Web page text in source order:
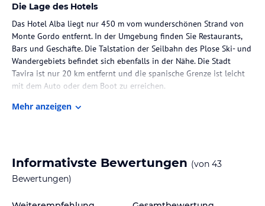
Die Lage des Hotels
Das Hotel Alba liegt nur 450 m vom wunderschönen Strand von
Monte Gordo entfernt. In der Umgebung finden Sie Restaurants,
Bars und Geschäfte. Die Talstation der Seilbahn des Plose Ski- und
Wandergebiets befindet sich ebenfalls in der Nähe. Die Stadt
Tavira ist nur 20 km entfernt und die spanische Grenze ist leicht
mit dem Auto oder dem Boot zu erreichen.
Zimmer / Unterbringung im Hotel
Essbereich, eine Küchenzeile und ein eigenes Bad. Alle Zimmer
haben entweder ein Doppelbett oder zwei Einzelbetten und eine
Mehr anzeigen
Informativste Bewertungen (von 43
Bewertungen)